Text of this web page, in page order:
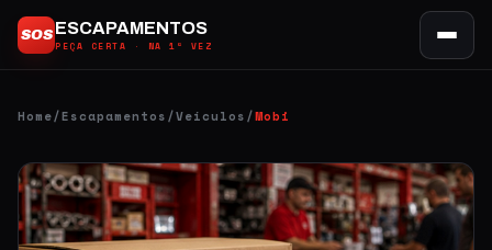
paraSOS ESCAPAMENTOS
PEÇA CERTA · NA 1ª VEZ
Home/Escapamentos/Veículos/Mobi